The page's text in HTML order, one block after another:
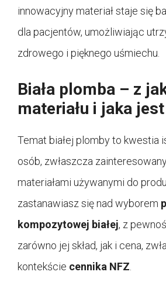
innowacyjny materiał staje się
dla pacjentów, umożliwiając
zdrowego i pięknego uśmiechu.
Biała plomba – z
materiału i jaka
Temat białej plomby to kwestia
osób, zwłaszcza
materiałami używanymi do
zastanawiasz się nad wyborem
kompozytowej białej, z
zarówno jej skład, jak i cena,
kontekście cennika NFZ